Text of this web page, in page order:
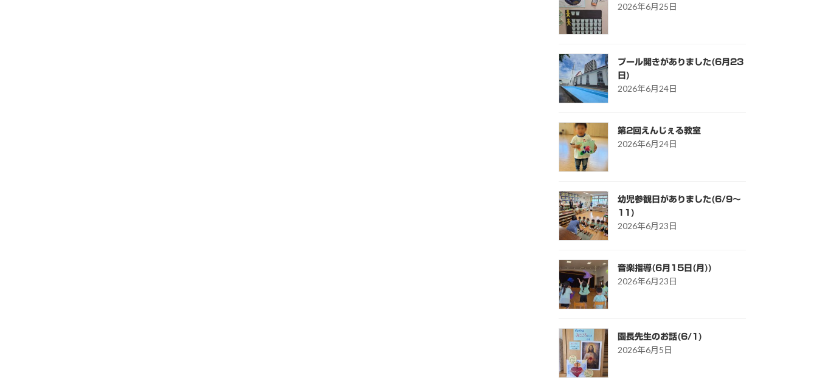
2026年6月25日
プール開きがありました(6月23
日)
2026年6月24日
第2回えんじぇる教室
2026年6月24日
幼児参観日がありました(6/9～
11)
2026年6月23日
音楽指導(6月15日(月))
2026年6月23日
園長先生のお話(6/1)
2026年6月5日